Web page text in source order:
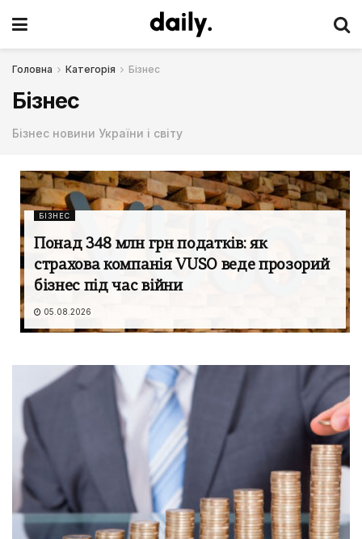
Головна Категорія Бізнес
Бізнес
Бізнес новини України і світу
БІЗНЕС
Понад 348 млн грн податків: як
страхова компанія VUSO веде прозорий
бізнес під час війни
05.08.2026